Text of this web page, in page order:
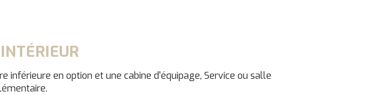
inférieure en option et une cabine d'équipage, Service ou salle